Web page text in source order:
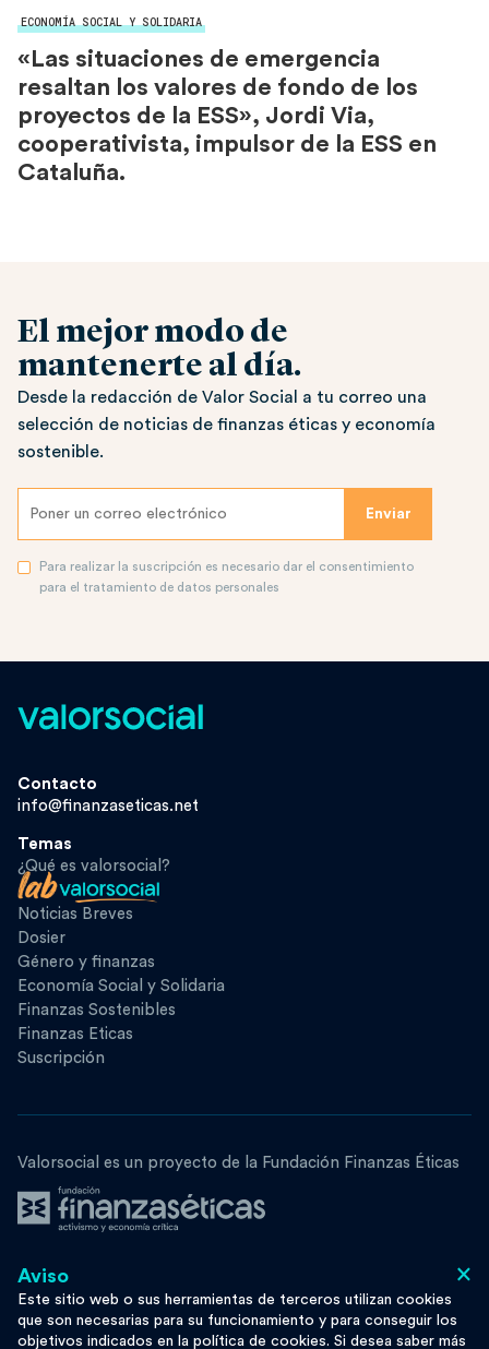
ECONOMÍA SOCIAL Y SOLIDARIA
«Las situaciones de emergencia
resaltan los valores de fondo de los
proyectos de la ESS», Jordi Via,
cooperativista, impulsor de la ESS en
Cataluña.
El mejor modo de
mantenerte al día.
Desde la redacción de Valor Social a tu correo una
selección de noticias de finanzas éticas y economía
sostenible.
Para realizar la suscripción es necesario dar el consentimiento
para el tratamiento de datos personales
Contacto
info@finanzaseticas.net
Temas
¿Qué es valorsocial?
Noticias Breves
Dosier
Género y finanzas
Economía Social y Solidaria
Finanzas Sostenibles
Finanzas Eticas
Suscripción
Valorsocial es un proyecto de la Fundación Finanzas Éticas
Síguenos ×
Aviso
Este sitio web o sus herramientas de terceros utilizan cookies
que son necesarias para su funcionamiento y para conseguir los
objetivos indicados en la política de cookies. Si desea saber más